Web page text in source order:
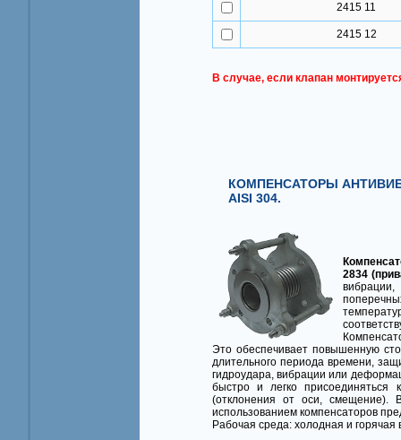
2415 11
2415 12
В случае, если клапан
КОМПЕНСАТОРЫ
AISI 304.
2834
Это обеспечивает повышенную
длительного периода времени,
гидроудара, вибрации или
быстро и легко
(отклонения от оси, смещение).
использованием компенсаторов
Рабочая среда: холодная и